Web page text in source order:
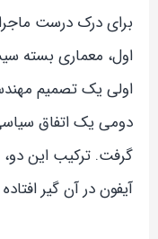
برای درک درست
اولی یک تصمیم
گرفت. ترکیب این دو،
آیفون در آن گیر